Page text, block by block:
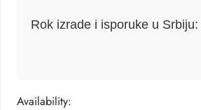
Rok izrade i isporuke u Srbiju:
Availability: